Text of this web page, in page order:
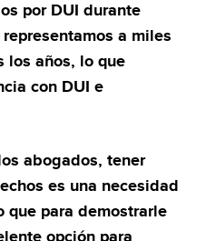
por DUI durante
a miles
los años, lo que
con DUI e
abogados, tener
es una necesidad
que para demostrarle